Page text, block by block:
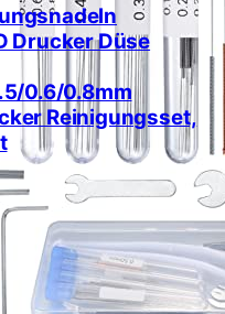
Drucker Düse
0.6/0.8mm
Reinigungsset,